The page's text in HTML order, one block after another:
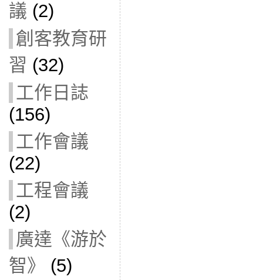
議 (2)
創客教育研
習 (32)
工作日誌
(156)
工作會議
(22)
工程會議
(2)
廣達《游於
智》
(5)